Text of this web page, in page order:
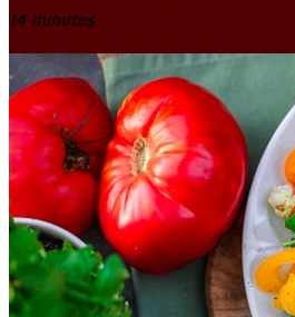
14 minutes